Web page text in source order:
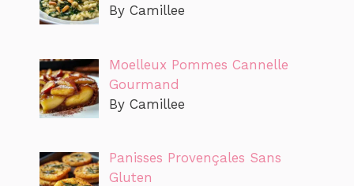
By Camillee
Moelleux Pommes Cannelle
Gourmand
By Camillee
Panisses Provençales Sans
Gluten